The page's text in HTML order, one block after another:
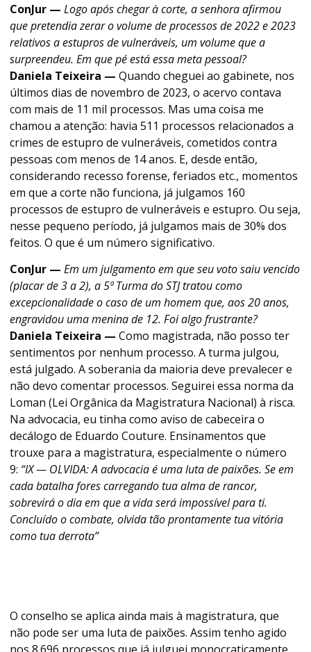
ConJur — Logo após chegar à corte, a senhora afirmou
que pretendia zerar o volume de processos de 2022 e 2023
relativos a estupros de vulneráveis, um volume que a
surpreendeu. Em que pé está essa meta pessoal?
Daniela Teixeira — Quando cheguei ao gabinete, nos
últimos dias de novembro de 2023, o acervo contava
com mais de 11 mil processos. Mas uma coisa me
chamou a atenção: havia 511 processos relacionados a
crimes de estupro de vulneráveis, cometidos contra
pessoas com menos de 14 anos. E, desde então,
considerando recesso forense, feriados etc., momentos
em que a corte não funciona, já julgamos 160
processos de estupro de vulneráveis e estupro. Ou seja,
nesse pequeno período, já julgamos mais de 30% dos
feitos. O que é um número significativo.
ConJur — Em um julgamento em que seu voto saiu vencido
(placar de 3 a 2), a 5ª Turma do STJ tratou como
excepcionalidade o caso de um homem que, aos 20 anos,
engravidou uma menina de 12. Foi algo frustrante?
Daniela Teixeira — Como magistrada, não posso ter
sentimentos por nenhum processo. A turma julgou,
está julgado. A soberania da maioria deve prevalecer e
não devo comentar processos. Seguirei essa norma da
Loman (Lei Orgânica da Magistratura Nacional) à risca.
Na advocacia, eu tinha como aviso de cabeceira o
decálogo de Eduardo Couture. Ensinamentos que
trouxe para a magistratura, especialmente o número
9: “IX — OLVIDA: A advocacia é uma luta de paixões. Se em
cada batalha fores carregando tua alma de rancor,
sobrevirá o dia em que a vida será impossível para ti.
Concluído o combate, olvida tão prontamente tua vitória
como tua derrota”
O conselho se aplica ainda mais à magistratura, que
não pode ser uma luta de paixões. Assim tenho agido